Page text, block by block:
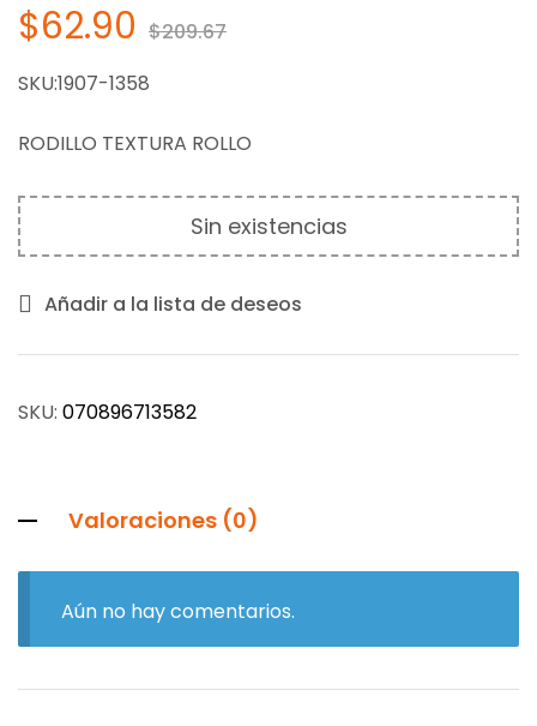
$209.67
$62.90
SKU:1907-1358
RODILLO TEXTURA ROLLO
Sin existencias
Añadir a la lista de deseos
SKU: 070896713582
Valoraciones (0)
Aún no hay comentarios.